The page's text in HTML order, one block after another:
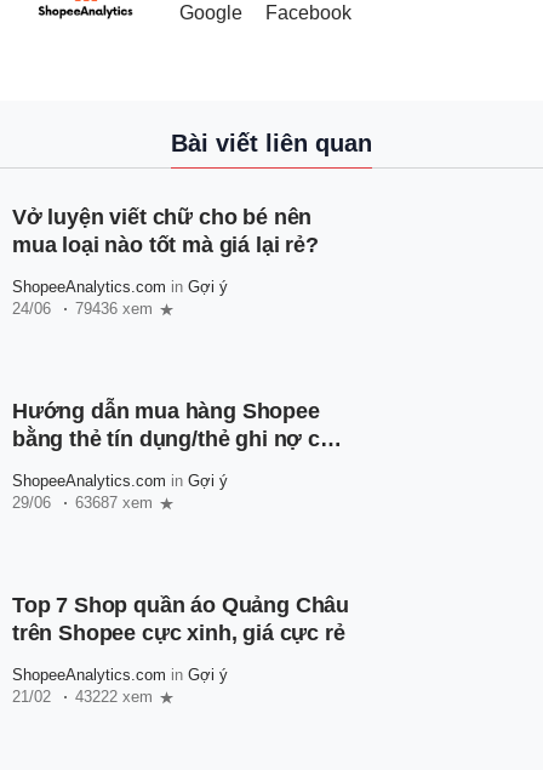
Google Facebook
Bài viết liên quan
Vở luyện viết chữ cho bé nên
mua loại nào tốt mà giá lại rẻ?
ShopeeAnalytics.com in Gợi ý
24/06
79436 xem
Hướng dẫn mua hàng Shopee
bằng thẻ tín dụng/thẻ ghi nợ cho
ShopeeAnalytics.com in Gợi ý
29/06
63687 xem
Top 7 Shop quần áo Quảng Châu
trên Shopee cực xinh, giá cực rẻ
ShopeeAnalytics.com in Gợi ý
21/02
43222 xem